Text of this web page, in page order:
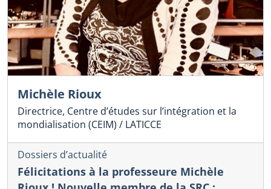
Michèle Rioux
Directrice, Centre d’études sur l’intégration et la
mondialisation (CEIM) / LATICCE
Dossiers d’actualité
Félicitations à la professeure Michèle